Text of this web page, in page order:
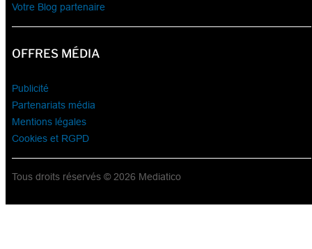
Votre Blog partenaire
OFFRES MÉDIA
Publicité
Partenariats média
Mentions légales
Cookies et RGPD
Tous droits réservés © 2026 Mediatico